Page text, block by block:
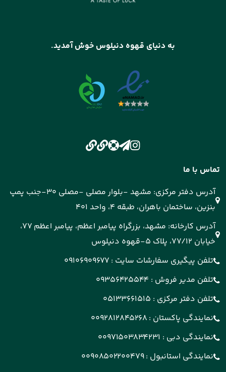
به دنیای قهوه دنیلوس خوش آمدید.
تماس با ما
آدرس دفتر مرکزی: مشهد -بلوار مصلی -مصلی 30-جنب پمپ
بنزین، ساختمان باهران، طبقه 4، واحد 401
آدرس کارخانه: مشهد، بزرگراه پیامبر اعظم، پیامبر اعظم 77،
خیابان 77/12، پلاک 5-قهوه دنیلوس
تلفن پیگیری سفارشات سایت : 09106909677
تلفن مدیر فروش : 09356425544
تلفن دفتر مرکزی : 05133661515
نمایندگی پاکستان : 0092812845268
نمایندگی دبی : 00971503834231
نمایندگی استانبول :00908502200479